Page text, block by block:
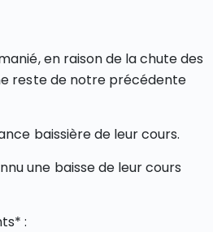
en raison de la chute des
reste de notre précédente
baissière de leur cours.
une baisse de leur cours
: